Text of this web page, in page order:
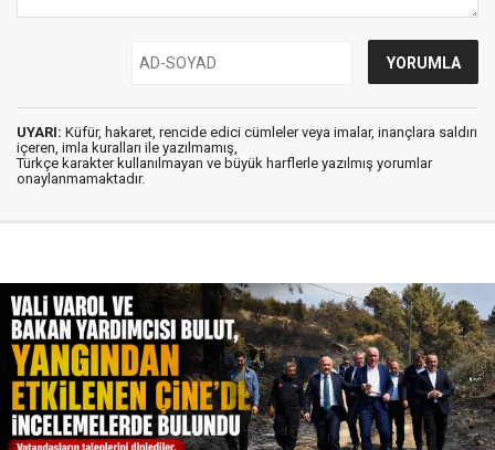
UYARI: Küfür, hakaret, rencide edici cümleler veya imalar, inançlara saldırı
içeren, imla kuralları ile yazılmamış,
Türkçe karakter kullanılmayan ve büyük harflerle yazılmış yorumlar
onaylanmamaktadır.